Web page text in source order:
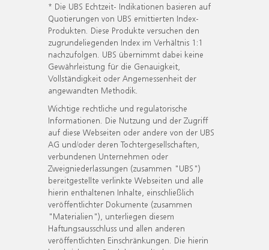
* Die UBS Echtzeit- Indikationen basieren auf
Quotierungen von UBS emittierten Index-
Produkten. Diese Produkte versuchen den
zugrundeliegenden Index im Verhältnis 1:1
nachzufolgen. UBS übernimmt dabei keine
Gewährleistung für die Genauigkeit,
Vollständigkeit oder Angemessenheit der
angewandten Methodik.
Wichtige rechtliche und regulatorische
Informationen. Die Nutzung und der Zugriff
auf diese Webseiten oder andere von der UBS
AG und/oder deren Tochtergesellschaften,
verbundenen Unternehmen oder
Zweigniederlassungen (zusammen "UBS")
bereitgestellte verlinkte Webseiten und alle
hierin enthaltenen Inhalte, einschließlich
veröffentlichter Dokumente (zusammen
"Materialien"), unterliegen diesem
Haftungsausschluss und allen anderen
veröffentlichten Einschränkungen. Die hierin